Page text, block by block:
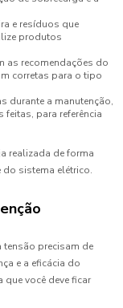
e resíduos que
produtos
as recomendações do
corretas para o tipo
durante a manutenção,
para referência
realizada de forma
do sistema elétrico.
precisam de
e a eficácia do
você deve ficar